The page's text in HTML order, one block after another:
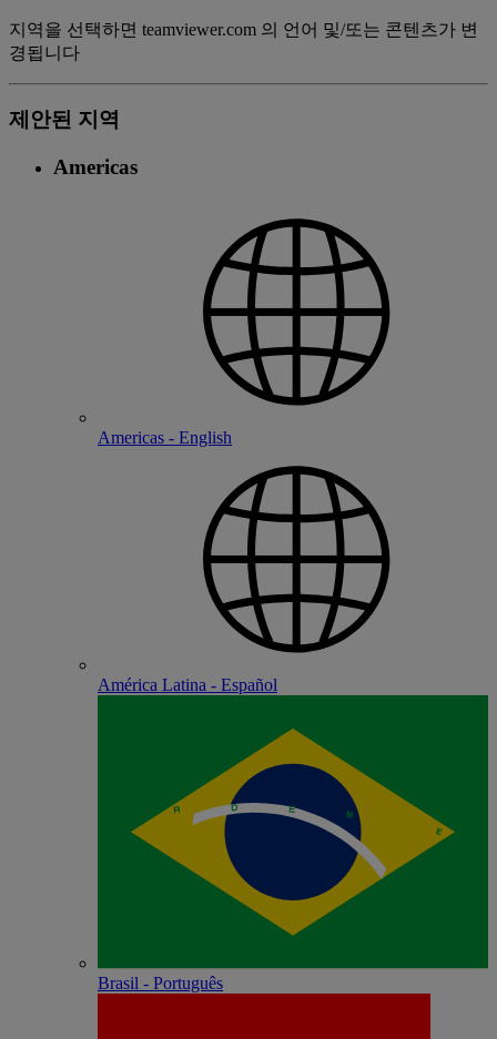
지역을 선택하면 teamviewer.com 의 언어 및/또는 콘텐츠가 변
경됩니다
제안된 지역
Americas
Americas - English
América Latina - Español
Brasil - Português